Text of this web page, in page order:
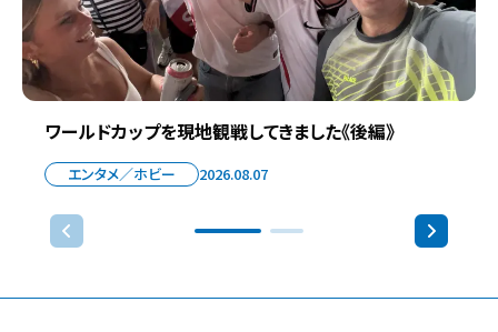
ワールドカップを現地観戦してきました《後編》
エンタメ／ホビー 2026.08.07